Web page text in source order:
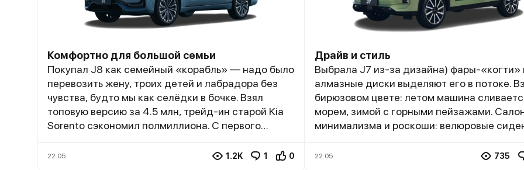
Комфортно для большой семьи
Покупал J8 как семейный «корабль» — надо было
перевозить жену, троих детей и лабрадора без
чувства, будто мы как селёдки в бочке. Взял
топовую версию за 4.5 млн, трейд-ин старой Kia
Sorento сэкономил полмиллиона. С первого
скрытые дверные ручки и агрессивная решётка —
22.05 1.2K 1 0
Драйв и стиль
Выбрала J7 из-за дизайна) фары-«когти»
алмазные диски выделяют его в потоке.
бирюзовом цвете: летом машина
морем, зимой с горными пейзажами.
минимализма и роскоши: велюровые
песка.В городе маневренный для узких
22.05 735